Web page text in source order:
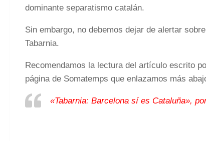
dominante separatismo catalán.
Sin embargo, no debemos dejar de alertar
Tabarnia.
Recomendamos la lectura del artículo escrito
página de Somatemps que enlazamos más
«Tabarnia: Barcelona sí es Cataluña»,